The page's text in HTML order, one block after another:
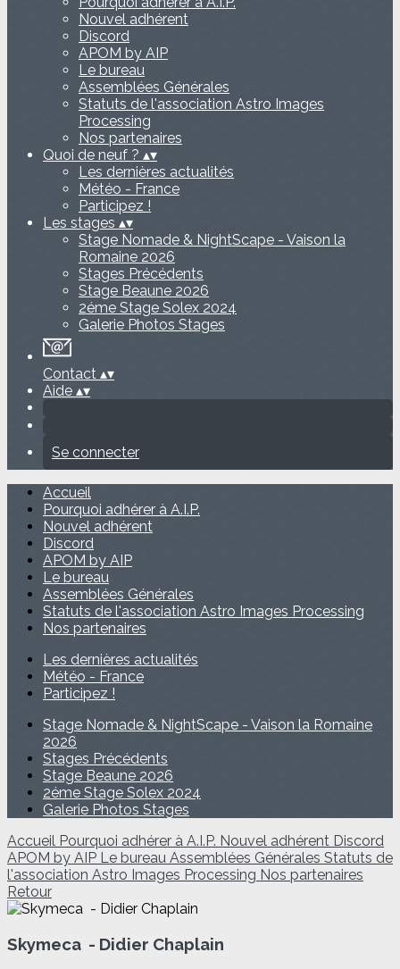
Nouvel adhérent
Discord
APOM by AIP
Le bureau
Assemblées Générales
Statuts de l'association Astro Images
Processing
Nos partenaires
Quoi de neuf ? ▴▾
Les dernières actualités
Météo - France
Participez !
Les stages ▴▾
Stage Nomade & NightScape - Vaison la
Romaine 2026
Stages Précédents
Stage Beaune 2026
2éme Stage Solex 2024
Galerie Photos Stages
Contact ▴▾
Aide ▴▾
Se connecter
Accueil
Pourquoi adhérer à A.I.P.
Nouvel adhérent
Discord
APOM by AIP
Le bureau
Assemblées Générales
Statuts de l'association Astro Images Processing
Nos partenaires
Les dernières actualités
Météo - France
Participez !
Stage Nomade & NightScape - Vaison la Romaine
2026
Stages Précédents
Stage Beaune 2026
2éme Stage Solex 2024
Galerie Photos Stages
Accueil Pourquoi adhérer à A.I.P. Nouvel adhérent Discord
APOM by AIP Le bureau Assemblées Générales Statuts de
l'association Astro Images Processing Nos partenaires
Retour
Skymeca - Didier Chaplain